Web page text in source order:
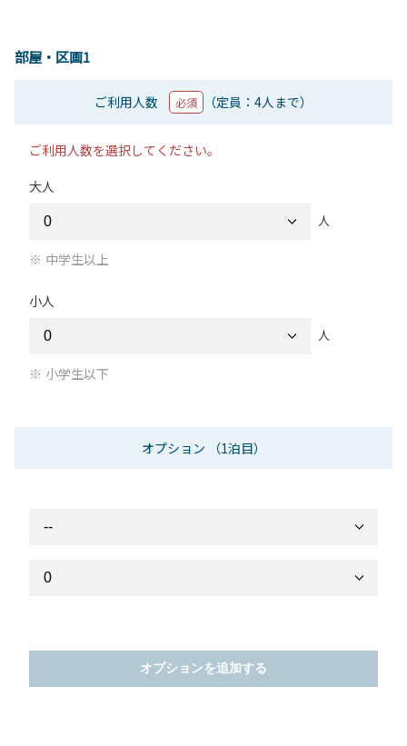
部屋・区画1
ご利用人数 必須 （定員：4人まで）
ご利用人数を選択してください。
大人
人
中学生以上
小人
人
小学生以下
オプション （1泊目）
オプションを追加する